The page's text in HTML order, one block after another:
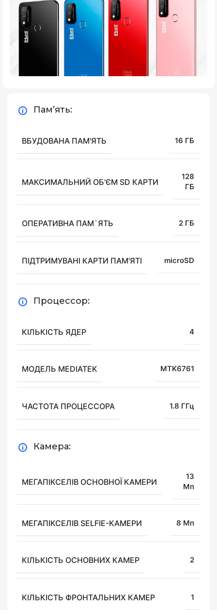
Пам’ять:
ВБУДОВАНА ПАМ'ЯТЬ 16 ГБ
МАКСИМАЛЬНИЙ ОБ'ЄМ SD КАРТИ
128
ГБ
ОПЕРАТИВНА ПАМ`ЯТЬ 2 ГБ
ПІДТРИМУВАНІ КАРТИ ПАМ'ЯТІ microSD
Процессор:
КІЛЬКІСТЬ ЯДЕР 4
МОДЕЛЬ MEDIATEK MTK6761
ЧАСТОТА ПРОЦЕССОРА 1.8 ГГц
Камера:
МЕГАПІКСЕЛІВ ОСНОВНОЇ КАМЕРИ
13
Мп
МЕГАПІКСЕЛІВ SELFIE-КАМЕРИ 8 Мп
КІЛЬКІСТЬ ОСНОВНИХ КАМЕР 2
КІЛЬКІСТЬ ФРОНТАЛЬНИХ КАМЕР 1